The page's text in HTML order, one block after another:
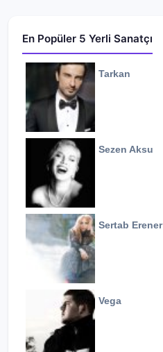
En Popüler 5 Yerli Sanatçı
Tarkan
Sezen Aksu
Sertab Erener
Vega